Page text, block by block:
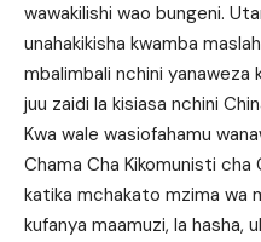
wawakilishi wao bungeni.
unahakikisha kwamba
mbalimbali nchini yanaweza
juu zaidi la kisiasa nchini
Kwa wale wasiofahamu
Chama Cha Kikomunisti cha
katika mchakato mzima wa
kufanya maamuzi, la hasha,